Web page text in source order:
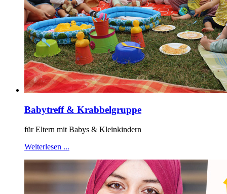
Babytreff & Krabbelgruppe
für Eltern mit Babys & Kleinkindern
Weiterlesen ...